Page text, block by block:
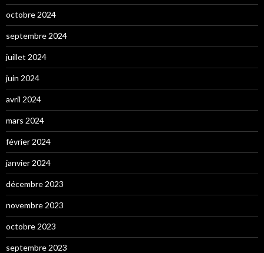
octobre 2024
septembre 2024
juillet 2024
juin 2024
avril 2024
mars 2024
février 2024
janvier 2024
décembre 2023
novembre 2023
octobre 2023
septembre 2023